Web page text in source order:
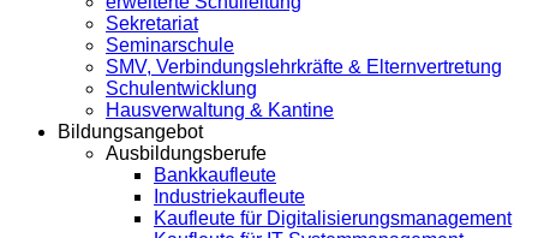
Sekretariat
Seminarschule
SMV, Verbindungslehrkräfte & Elternvertretung
Schulentwicklung
Hausverwaltung & Kantine
Bildungsangebot
Ausbildungsberufe
Bankkaufleute
Industriekaufleute
Kaufleute für Digitalisierungsmanagement